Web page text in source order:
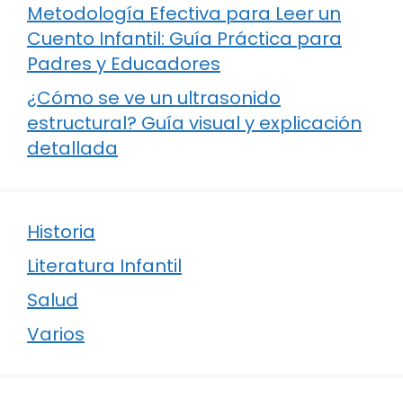
Metodología Efectiva para Leer un
Cuento Infantil: Guía Práctica para
Padres y Educadores
¿Cómo se ve un ultrasonido
estructural? Guía visual y explicación
detallada
Historia
Literatura Infantil
Salud
Varios